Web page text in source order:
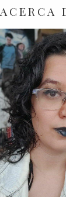
ACERCA